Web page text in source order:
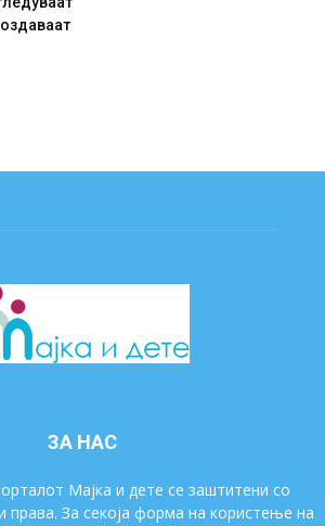
ЗА НАС
Мајка и дете се заштитени со
права. За секоја форма на користење на